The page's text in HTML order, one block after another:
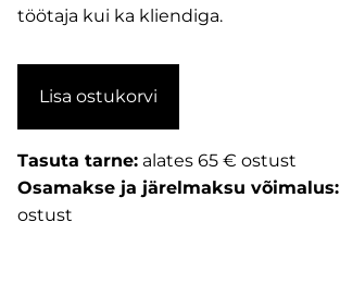
töötaja kui ka kliendiga.
Lisa ostukorvi
Tasuta tarne: alates 65 € ostust
Osamakse ja järelmaksu võimalus:
ostust